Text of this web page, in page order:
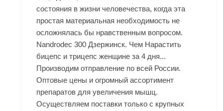
состояния в жизни человечества, когда эта
простая материальная необходимость не
осложнялась бы нравственным вопросом.
Nandrodec 300 Дзержинск. Чем Нарастить
бицепс и трицепс женщине за 4 дня...
Производим отправление по всей России.
Оптовые цены и огромный ассортимент
препаратов для увеличения мышц.
Осуществляем поставки только с крупных